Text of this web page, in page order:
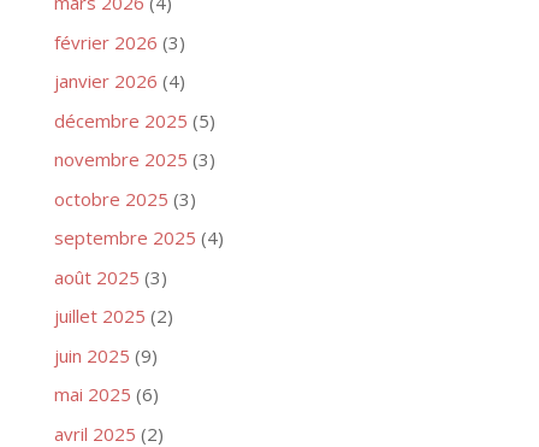
février 2026 (3)
janvier 2026 (4)
décembre 2025 (5)
novembre 2025 (3)
octobre 2025 (3)
septembre 2025 (4)
août 2025 (3)
juillet 2025 (2)
juin 2025 (9)
mai 2025 (6)
avril 2025 (2)